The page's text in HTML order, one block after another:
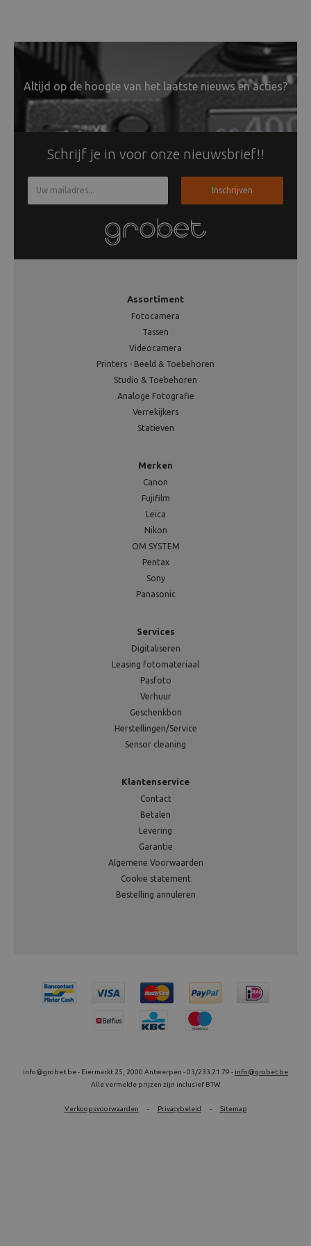
Altijd op de hoogte van het laatste nieuws en acties?
Schrijf je in voor onze nieuwsbrief!!
Inschrijven
Assortiment
Fotocamera
Tassen
Videocamera
Printers - Beeld & Toebehoren
Studio & Toebehoren
Analoge Fotografie
Verrekijkers
Statieven
Merken
Canon
Fujifilm
Leica
Nikon
OM SYSTEM
Pentax
Sony
Panasonic
Services
Digitaliseren
Leasing fotomateriaal
Pasfoto
Verhuur
Geschenkbon
Herstellingen/Service
Sensor cleaning
Klantenservice
Contact
Betalen
Levering
Garantie
Algemene Voorwaarden
Cookie statement
Bestelling annuleren
info@grobet.be - Eiermarkt 25, 2000 Antwerpen - 03/233.21.79 - info@grobet.be
Alle vermelde prijzen zijn inclusief BTW
Verkoopsvoorwaarden - Privacybeleid - Sitemap